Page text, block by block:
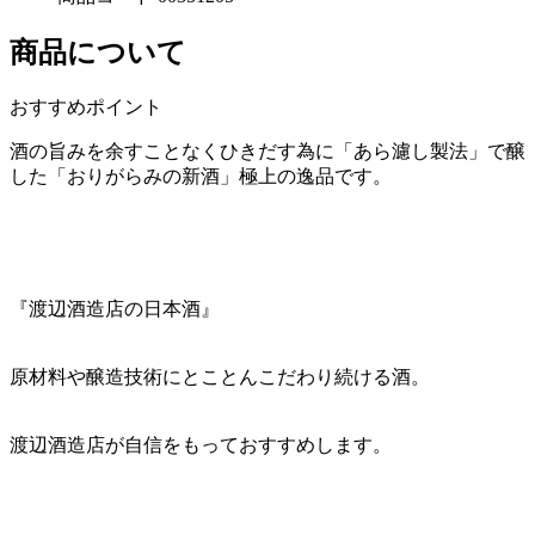
商品について
おすすめポイント
酒の旨みを余すことなくひきだす為に「あら濾し製法」で醸
した「おりがらみの新酒」極上の逸品です。
『渡辺酒造店の日本酒』
原材料や醸造技術にとことんこだわり続ける酒。
渡辺酒造店が自信をもっておすすめします。